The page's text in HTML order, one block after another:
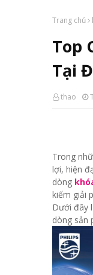
Trang chủ
Top
Tại
thao
Trong
lợi, hiện
dòng
kiếm giải
Dưới đây
dòng sản